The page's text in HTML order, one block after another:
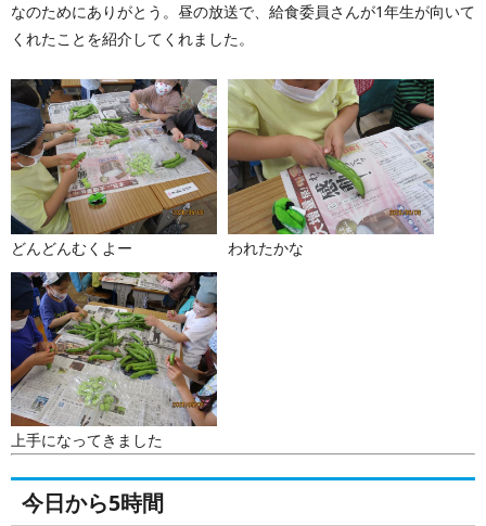
なのためにありがとう。昼の放送で、給食委員さんが1年生が向いて
くれたことを紹介してくれました。
どんどんむくよー われたかな
上手になってきました
今日から5時間